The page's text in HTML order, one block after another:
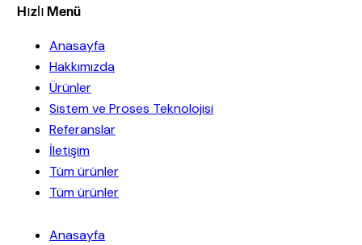
Hızlı Menü
Anasayfa
Hakkımızda
Ürünler
Sistem ve Proses Teknolojisi
Referanslar
İletişim
Tüm ürünler
Tüm ürünler
Anasayfa